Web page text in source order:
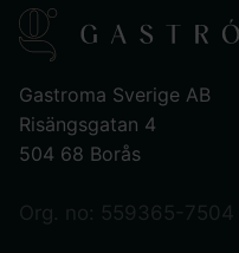
Gastroma Sverige AB
Risängsgatan 4
504 68 Borås
Org. no: 559365-7504